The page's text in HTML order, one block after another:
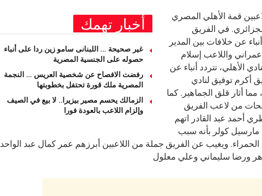
أخبار تهمك
غير صحيحة … اللبنانى سامو زين ردا على أنباء
حصوله على الجنسية المصرية
رفضت الافصاح عن شخصية العريس … النجمة
المصرية ملك قورة تحتفل بخطوبتها
الزمالك يحسم مصير بيزيرا.. لا بيع في الصيف
وإلزام اللاعب بالعودة فورا
قمة الأهلي المصري
في الفريق
عن خلافات بين المدير
عمراني واللاعب إسلام
الأهلي، تتردد أنباء عن
أكرم توفيق لنادي
أثار قلق الجماهير. كما
من لاعب الفريق
أحمد عبد القادر اتهم
مارسيل كولر بأنه سبب
الحمراء. ويغيب عن الفريق جملة من اللاعبين أبرزهم عمر كمال عبد الواحد
ورضا سليماني وعلي معلول